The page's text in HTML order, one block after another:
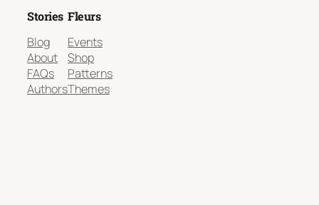
Stories
Blog
About
FAQs
Authors
Fleurs
Events
Shop
Patterns
Themes